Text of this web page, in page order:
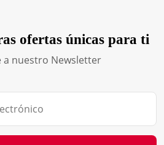
ofertas únicas para ti
a nuestro Newsletter